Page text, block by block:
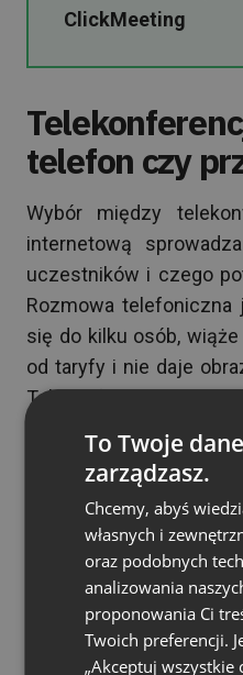
ClickMeeting
telefon czy
Wybór między
internetową
uczestników i czego
Rozmowa telefoniczna
się do kilku osób,
od taryfy i nie daje
Telekonferencja
ograniczenia – łączy
dodaje wideo, czat i
dołączenie
dowolnego urządzenia.
Dla firm i organizacji
to zwykle wariant
Zastępuje sale
spotkaniami,
To Twoje
zarządzasz.
Chcemy, abyś
własnych i
oraz podobnych
analizowania
proponowania Ci
Twoich preferencji.
„Akceptuj wszystkie